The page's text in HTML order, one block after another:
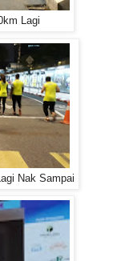
Lagi
Nak Sampai